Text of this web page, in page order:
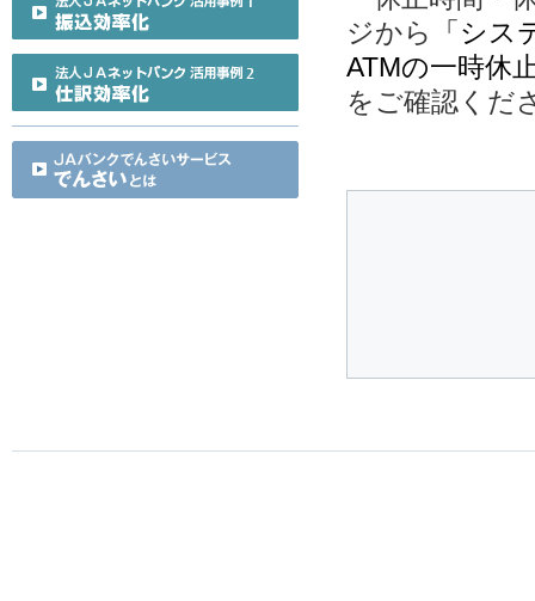
ジから
「シ
ATMの一時休
をご確認くだ